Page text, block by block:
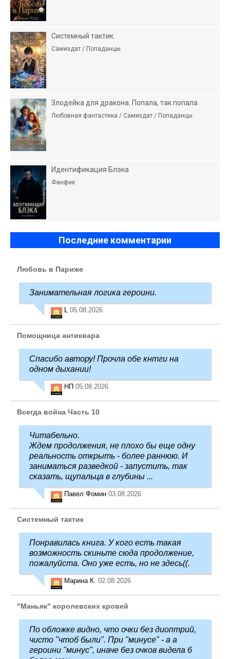
Системный тактик
Самиздат / Попаданцы
Злодейка для дракона. Попала, так попала
Любовная фантастика / Самиздат / Попаданцы
Идентификация Блэка
Фанфик
Последние комментарии
Любовь в Париже
Занимательная логика героини.
L 05.08.2026
Помощница антиквара
Спасибо автору! Прочла обе кнтги на
одном дыхании!
НП 05.08.2026
Всегда война Часть 10
Читабельно.
Ждем продолжения, не плохо бы еще одну
реальность открыть - более раннюю. И
заниматься разведкой - запустить, так
сказать, щупальца в глубины ...
Павел Фомин 03.08.2026
Системный тактик
Понравилась книга. У кого есть такая
возможность скиньте сюда продолжение,
пожалуйста. Оно уже есть, но не здесь((.
Марина К. 02.08.2026
"Маньяк" королевских кровей
По обложке видно, что очки без диоптрий,
чисто "чтоб были". При "минусе" - а а
героини "минус", иначе без очков видела б